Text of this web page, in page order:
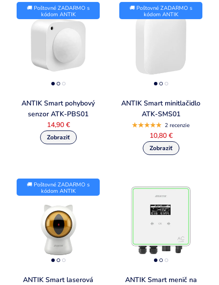
🚚 Poštovné ZADARMO s
kódom ANTIK
ANTIK Smart pohybový
senzor ATK-PBS01
14,90 €
🚚 Poštovné ZADARMO s
kódom ANTIK
ANTIK Smart minitlačidlo
ATK-SMS01
2 recenzie
10,80 €
🚚 Poštovné ZADARMO s
kódom ANTIK
ANTIK Smart laserová
ANTIK Smart menič na